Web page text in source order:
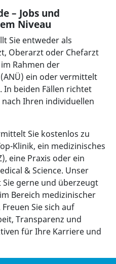
– Jobs und
Niveau
Sie entweder als
Oberarzt oder Chefarzt
Rahmen der
ein oder vermittelt
In beiden Fällen richtet
Ihren individuellen
Sie kostenlos zu
Klinik, ein medizinisches
eine Praxis oder ein
& Science. Unser
gerne und überzeugt
Bereich medizinischer
Sie sich auf
Transparenz und
für Ihre Karriere und